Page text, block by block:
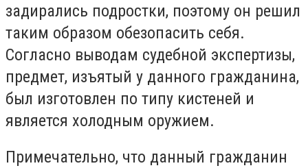
задирались подростки, поэтому он решил
таким образом обезопасить себя.
Согласно выводам судебной экспертизы,
предмет, изъятый у данного гражданина,
был изготовлен по типу кистеней и
является холодным оружием.
Примечательно, что данный гражданин